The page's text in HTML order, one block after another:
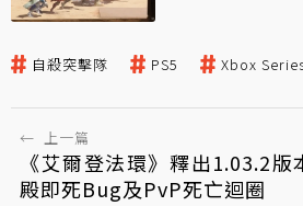
自殺突擊隊 PS5 Xbox
← 上一篇
《艾爾登法環》釋出1.03.2
殿即死Bug及PvP死亡迴圈